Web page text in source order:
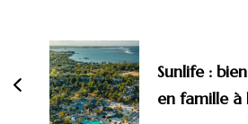
d'article
Sunlife :
en famille à